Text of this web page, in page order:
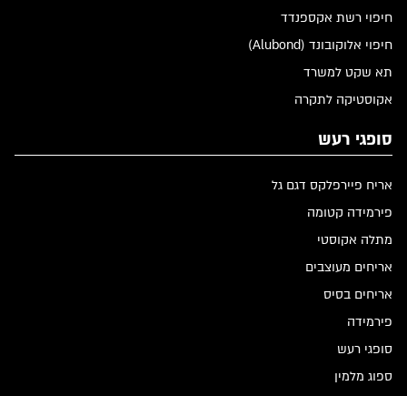
חיפוי רשת אקספנדד
חיפוי אלוקובונד (Alubond)
תא שקט למשרד
אקוסטיקה לתקרה
סופגי רעש
אריח פיירפלקס דגם גל
פירמידה קטומה
מתלה אקוסטי
אריחים מעוצבים
אריחים בסיס
פירמידה
סופגי רעש
ספוג מלמין